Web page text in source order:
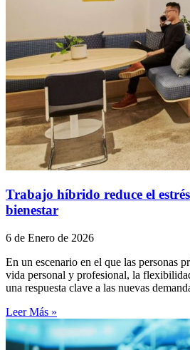
Trabajo híbrido reduce el
bienestar
6 de Enero de 2026
En un escenario en el que las personas
vida personal y profesional, la
una respuesta clave a las nuevas
Leer Más »